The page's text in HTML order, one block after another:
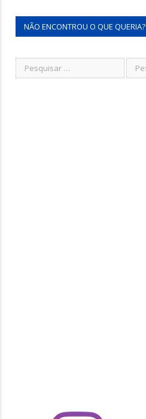
NÃO ENCONTROU O QUE QUERIA?